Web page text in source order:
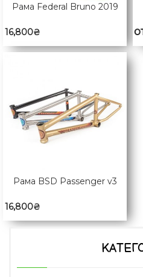
Рама Federal Bruno 2019
16,800₴
Рама BSD Passenger v3
16,800₴